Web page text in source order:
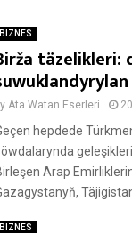
BIZNES
täzelikleri:
Ata Watan Eserleri
hepdede
Arap
BIZNES